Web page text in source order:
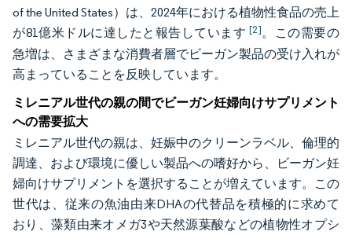
of the United States）は、2024年における植物性食品の売上
が81億米ドルに達したと報告しています [2]。この需要の
急増は、さまざまな消費者層でビーガン製品の受け入れが
高まっていることを反映しています。
ミレニアル世代の親の間でビーガン妊婦向けサプリメント
への需要拡大
ミレニアル世代の親は、妊娠中のクリーンラベル、倫理的
調達、および環境に優しい製品への嗜好から、ビーガン妊
婦向けサプリメントを選択することが増えています。この
世代は、従来の魚油由来DHAの代替品を積極的に求めて
おり、藻類由来オメガ3や天然源葉酸などの植物性オプシ